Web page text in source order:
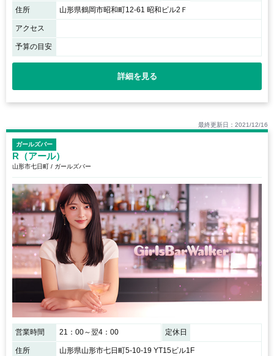
住所 山形県鶴岡市昭和町12-61 昭和ビル2Ｆ
アクセス
予算の目安
詳細を見る
最終更新日：2021/12/16
ガールズバー
R（アール）
山形市七日町 / ガールズバー
営業時間 21：00～翌4：00 定休日
住所 山形県山形市七日町5-10-19 YT15ビル1F